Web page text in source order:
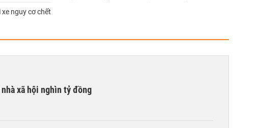
nguy cơ chết
xã hội nghìn tỷ đồng